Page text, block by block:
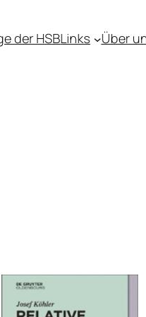
der HSBLinks Über